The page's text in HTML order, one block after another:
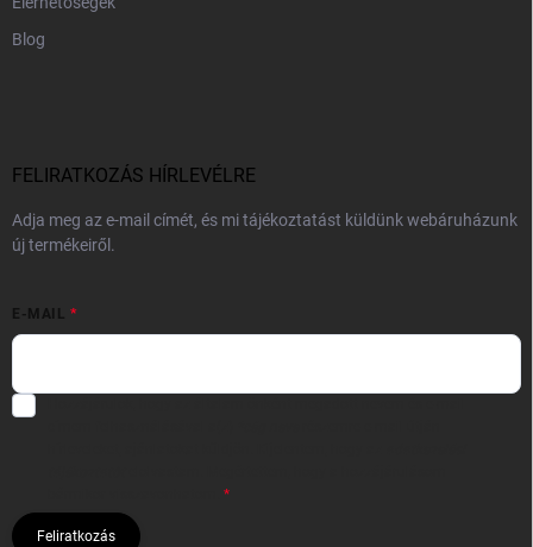
Blog
FELIRATKOZÁS HÍRLEVÉLRE
Adja meg az e-mail címét, és mi tájékoztatást küldünk webáruházunk
új termékeiről.
E-MAIL
Feliratkozás